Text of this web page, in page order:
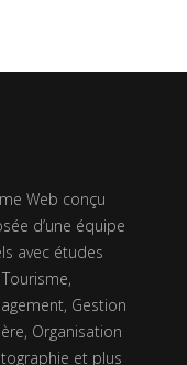
Web conçu
d’une équipe
avec études
Gestion
Organisation
et plus